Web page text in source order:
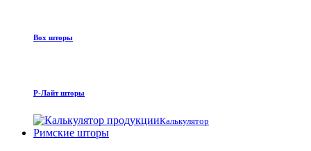
Box шторы
Р-Лайт шторы
Калькулятор
Римские шторы